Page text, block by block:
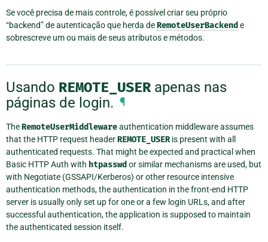
Se você precisa de mais controle, é possível criar seu próprio
“backend” de autenticação que herda deRemoteUserBackend e
sobrescreve um ou mais de seus atributos e métodos.
Usando REMOTE_USERapenas nas
páginas de login. ¶
TheRemoteUserMiddlewareauthentication middleware assumes
that the HTTP request headerREMOTE_USER is present with all
authenticated requests. That might be expected and practical when
Basic HTTP Auth with htpasswd or similar mechanisms are used, but
with Negotiate (GSSAPI/Kerberos) or other resource intensive
authentication methods, the authentication in the front-end HTTP
server is usually only set up for one or a few login URLs, and after
successful authentication, the application is supposed to maintain
the authenticated session itself.